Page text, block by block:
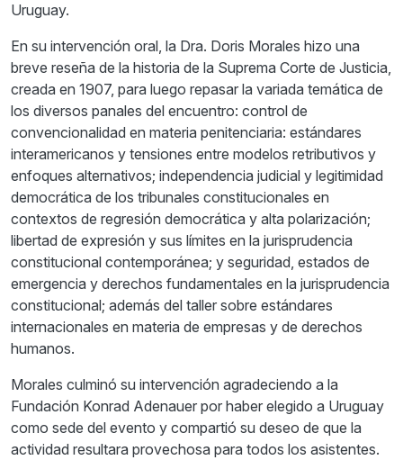
Uruguay.
En su intervención oral, la Dra. Doris Morales hizo una
breve reseña de la historia de la Suprema Corte de Justicia,
creada en 1907, para luego repasar la variada temática de
los diversos panales del encuentro: control de
convencionalidad en materia penitenciaria: estándares
interamericanos y tensiones entre modelos retributivos y
enfoques alternativos; independencia judicial y legitimidad
democrática de los tribunales constitucionales en
contextos de regresión democrática y alta polarización;
libertad de expresión y sus límites en la jurisprudencia
constitucional contemporánea; y seguridad, estados de
emergencia y derechos fundamentales en la jurisprudencia
constitucional; además del taller sobre estándares
internacionales en materia de empresas y de derechos
humanos.
Morales culminó su intervención agradeciendo a la
Fundación Konrad Adenauer por haber elegido a Uruguay
como sede del evento y compartió su deseo de que la
actividad resultara provechosa para todos los asistentes.